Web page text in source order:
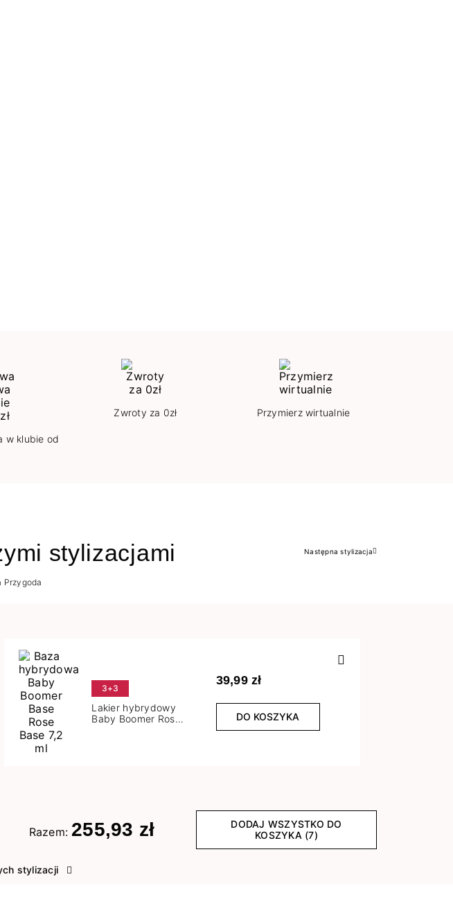
w klubie od
Zwroty za 0zł Przymierz wirtualnie
stylizacjami Następny
Następna stylizacja
Przygoda
3+3
Lakier hybrydowy
Baby Boomer Rose
39,99 zł
DO KOSZYKA
Razem: 255,93 zł
DODAJ WSZYSTKO DO
KOSZYKA (7)
stylizacji